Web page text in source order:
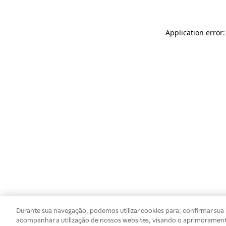
Application
Durante sua navegação, podemos utilizar cookies para: confirmar
acompanhar a utilização de nossos websites, visando o